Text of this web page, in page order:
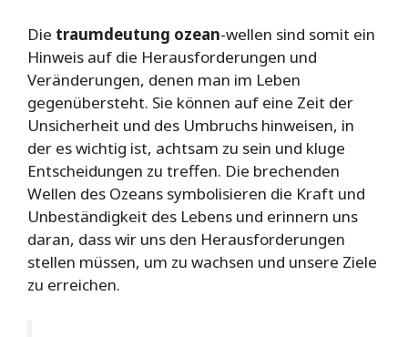
Die traumdeutung ozean-wellen sind somit ein
Hinweis auf die Herausforderungen und
Veränderungen, denen man im Leben
gegenübersteht. Sie können auf eine Zeit der
Unsicherheit und des Umbruchs hinweisen, in
der es wichtig ist, achtsam zu sein und kluge
Entscheidungen zu treffen. Die brechenden
Wellen des Ozeans symbolisieren die Kraft und
Unbeständigkeit des Lebens und erinnern uns
daran, dass wir uns den Herausforderungen
stellen müssen, um zu wachsen und unsere Ziele
zu erreichen.